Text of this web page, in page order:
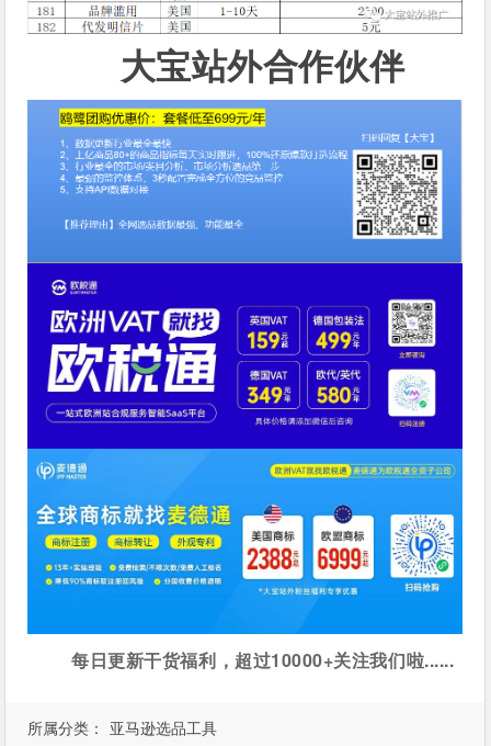
所属分类： 亚马逊选品工具
大宝站外合作伙伴
每日更新干货福利，超过10000+关注我们啦......